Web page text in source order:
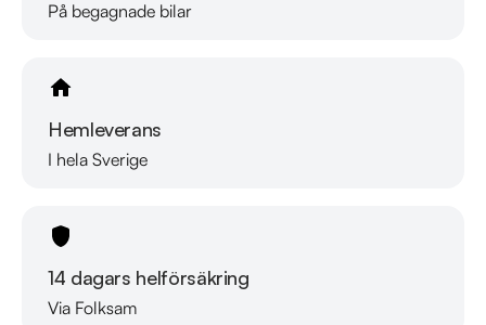
På begagnade bilar
Hemleverans
I hela Sverige
14 dagars helförsäkring
Via Folksam